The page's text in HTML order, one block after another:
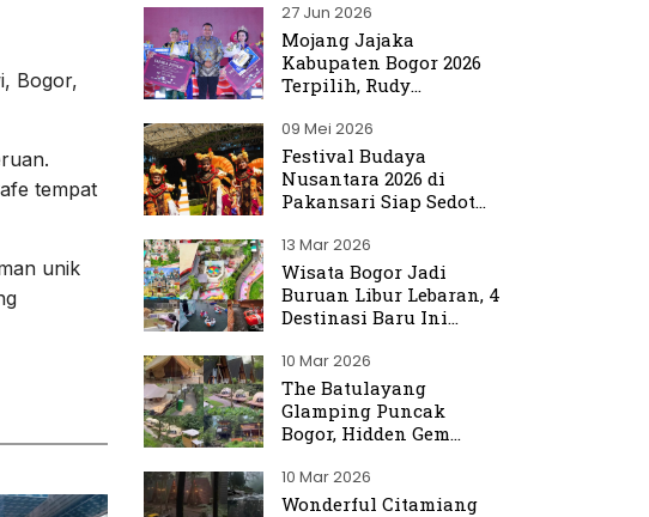
Bogor,
tempat
unik
27 Jun 2026
Mojang Jajaka
Kabupaten Bogor 2026
Terpilih, Rudy
Promosikan Bogor ke
Dunia
09 Mei 2026
Festival Budaya
Nusantara 2026 di
Pakansari Siap Sedot
13 Mar 2026
Wisata Bogor Jadi
Buruan Libur Lebaran, 4
Destinasi Baru Ini
10 Mar 2026
The Batulayang
Glamping Puncak
Bogor, Hidden Gem
yang Menenangkan
10 Mar 2026
Wonderful Citamiang